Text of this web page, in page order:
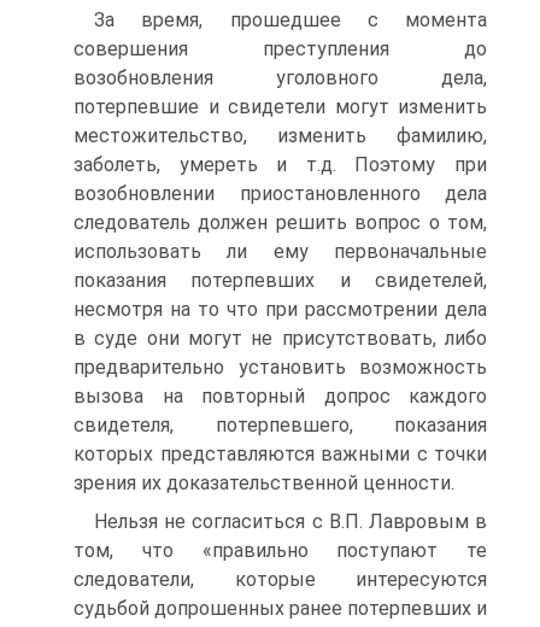
За время, прошедшее с момента
совершения преступления до
возобновления уголовного дела,
потерпевшие и свидетели могут изменить
местожительство, изменить фамилию,
заболеть, умереть и т.д. Поэтому при
возобновлении приостановленного дела
следователь должен решить вопрос о том,
использовать ли ему первоначальные
показания потерпевших и свидетелей,
несмотря на то что при рассмотрении дела
в суде они могут не присутствовать, либо
предварительно установить возможность
вызова на повторный допрос каждого
свидетеля, потерпевшего, показания
которых представляются важными с точки
зрения их доказательственной ценности.
Нельзя не согласиться с В.П. Лавровым в
том, что «правильно поступают те
следователи, которые интересуются
судьбой допрошенных ранее потерпевших и